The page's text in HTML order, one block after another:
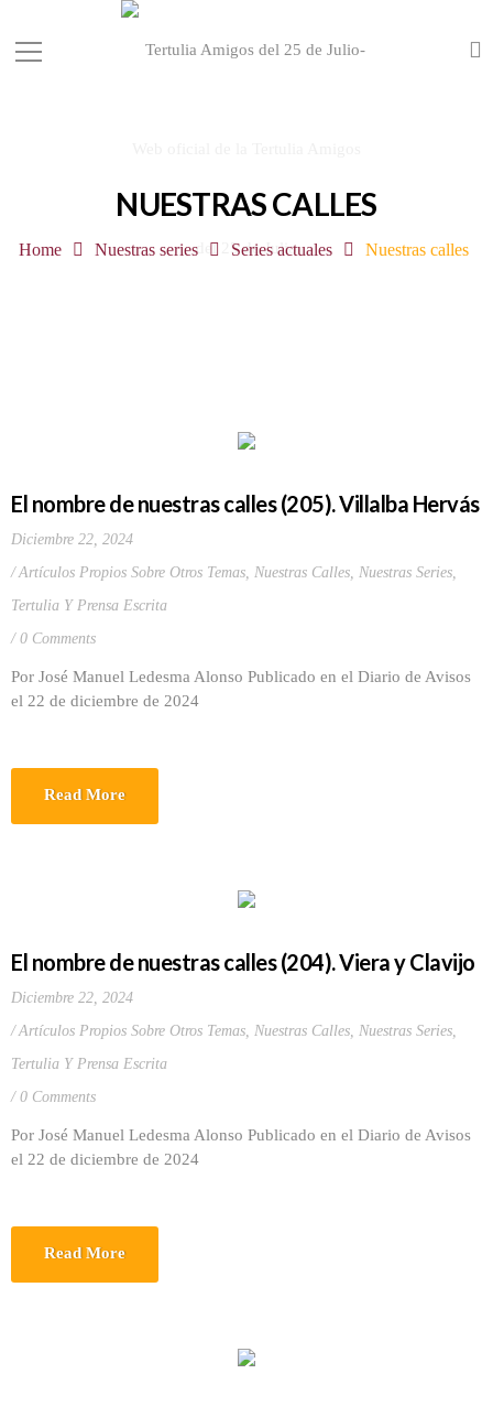
NUESTRAS CALLES
Home Nuestras series Series actuales Nuestras calles
El nombre de nuestras calles (205). Villalba Hervás
Diciembre 22, 2024
Artículos Propios Sobre Otros Temas, Nuestras Calles, Nuestras Series,
Tertulia Y Prensa Escrita
0 Comments
Por José Manuel Ledesma Alonso Publicado en el Diario de Avisos
el 22 de diciembre de 2024
Read More
El nombre de nuestras calles (204). Viera y Clavijo
Diciembre 22, 2024
Artículos Propios Sobre Otros Temas, Nuestras Calles, Nuestras Series,
Tertulia Y Prensa Escrita
0 Comments
Por José Manuel Ledesma Alonso Publicado en el Diario de Avisos
el 22 de diciembre de 2024
Read More